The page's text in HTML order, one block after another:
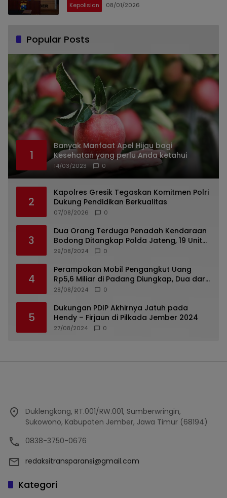
Kepolisian 08/01/2026
Popular Posts
1
Banyak Manfaat Apel Hijau bagi
Kesehatan yang perlu Anda ketahui
14/03/2023 0
2
Kapolres Gresik Tegaskan Komitmen Polri
Dukung Pendidikan Berkualitas
07/08/2026 0
3
Dua Orang Terduga Penadah Kendaraan
Bodong Ditangkap Polda Jateng, 19 Unit
Roda Empat Diamankan
29/08/2024 0
4
Perampokan Mobil Pengangkut Uang
Rp5,6 Miliar di Padang Diungkap, Dua dari
Tiga Tersangka Merupakan Oknum Polisi
28/08/2024 0
5
Dukungan PDIP Akhirnya Jatuh pada
Hendy – Firjaun di Pilkada Jember 2024
27/08/2024 0
Duklengkong, RT.001/RW.001, Sumberwringin,
Sukowono, Kabupaten Jember, Jawa Timur (68194)
0838-3750-0676
redaksitransparansi@gmail.com
Kategori